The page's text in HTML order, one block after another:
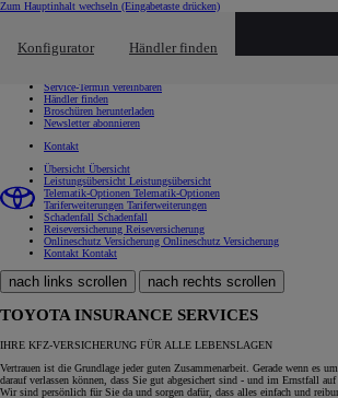
Zum Hauptinhalt wechseln (Eingabetaste drücken)
Konfigurator Händler finden
Schnellzugriff Klicken um das Reach-Out-Menü zu
Service-Termin vereinbaren
Händler finden
Broschüren herunterladen
Newsletter abonnieren
Kontakt
Übersicht Übersicht
Leistungsübersicht Leistungsübersicht
Telematik-Optionen Telematik-Optionen
Tariferweiterungen Tariferweiterungen
Schadenfall Schadenfall
Reiseversicherung Reiseversicherung
Onlineschutz Versicherung Onlineschutz Versicherung
Kontakt Kontakt
nach links scrollen nach rechts scrollen
TOYOTA INSURANCE SERVICES
IHRE KFZ-VERSICHERUNG FÜR ALLE LEBENSLAGEN
Vertrauen ist die Grundlage jeder guten Zusammenarbeit. Gerade wenn es
darauf verlassen können, dass Sie gut abgesichert sind - und im Ernstfall auf
Wir sind persönlich für Sie da und sorgen dafür, dass alles einfach und